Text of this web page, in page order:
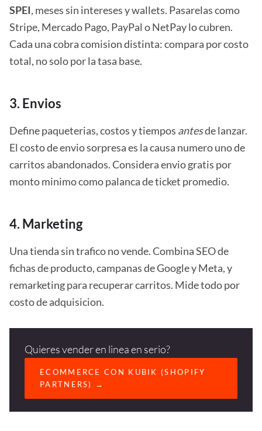
SPEI, meses sin intereses y wallets. Pasarelas como
Stripe, Mercado Pago, PayPal o NetPay lo cubren.
Cada una cobra comision distinta: compara por costo
total, no solo por la tasa base.
3. Envios
Define paqueterias, costos y tiempos antesde lanzar.
El costo de envio sorpresa es la causa numero uno de
carritos abandonados. Considera envio gratis por
monto minimo como palanca de ticket promedio.
4. Marketing
Una tienda sin trafico no vende. Combina SEO de
fichas de producto, campanas de Google y Meta, y
remarketing para recuperar carritos. Mide todo por
costo de adquisicion.
Quieres vender en linea en serio?
ECOMMERCE CON KUBIK (SHOPIFY
PARTNERS) →